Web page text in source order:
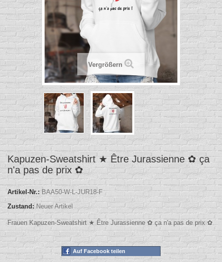
Vergrößern
Kapuzen-Sweatshirt ★ Être Jurassienne ✿ ça
n'a pas de prix ✿
Artikel-Nr.: BAA50-W-L-JUR18-F
Zustand: Neuer Artikel
Frauen Kapuzen-Sweatshirt ★ Être Jurassienne ✿ ça n'a pas de prix ✿
Auf Facebook teilen